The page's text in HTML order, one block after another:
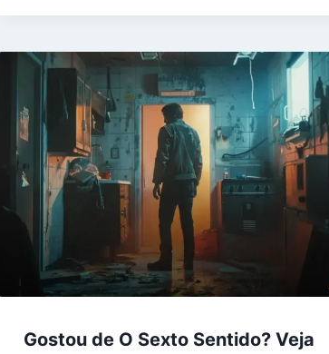
Gostou de O Sexto Sentido? Veja